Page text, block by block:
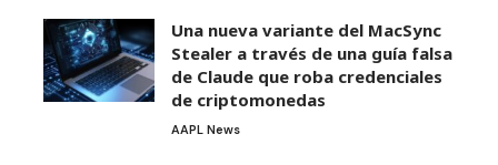
Una nueva variante del MacSync
Stealer a través de una guía falsa
de Claude que roba credenciales
de criptomonedas
AAPL News